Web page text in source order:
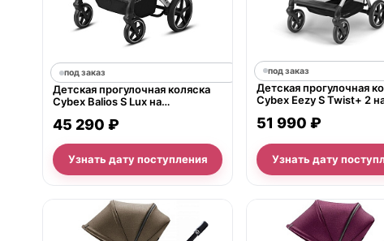
под заказ
Детская прогулочная коляска
Cybex Balios S Lux на
45 290 ₽
Узнать дату поступления
под заказ
Детская прогулочная
Cybex Eezy S Twist+ 2
51 990 ₽
Узнать дату